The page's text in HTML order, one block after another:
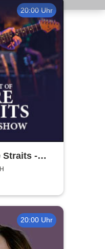
20:00 Uhr
Straits -
20:00 Uhr